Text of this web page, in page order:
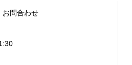
お問合わせ